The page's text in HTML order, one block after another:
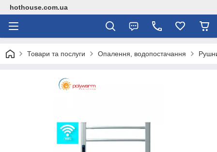
hothouse.com.ua
Товари та послуги Опалення, водопостачання